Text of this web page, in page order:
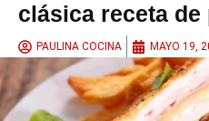
clásica receta
PAULINA COCINA MAYO 19,